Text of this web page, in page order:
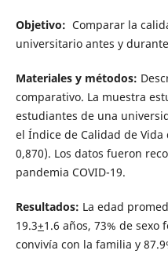
Objetivo: Comparar la
universitario antes y
Materiales y métodos:
comparativo. La muestra
estudiantes de una
el Índice de Calidad de Vida
0,870). Los datos fueron
pandemia COVID-19.
Resultados: La edad
19.3+1.6 años, 73% de sexo
convivía con la familia y